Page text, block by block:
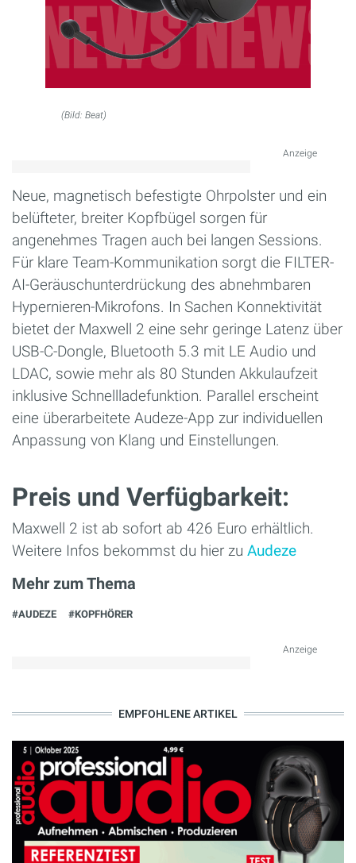
(Bild: Beat)
Anzeige
Neue, magnetisch befestigte Ohrpolster und ein
belüfteter, breiter Kopfbügel sorgen für
angenehmes Tragen auch bei langen Sessions.
Für klare Team-Kommunikation sorgt die FILTER-
AI-Geräuschunterdrückung des abnehmbaren
Hypernieren-Mikrofons. In Sachen Konnektivität
bietet der Maxwell 2 eine sehr geringe Latenz über
USB-C-Dongle, Bluetooth 5.3 mit LE Audio und
LDAC, sowie mehr als 80 Stunden Akkulaufzeit
inklusive Schnellladefunktion. Parallel erscheint
eine überarbeitete Audeze-App zur individuellen
Anpassung von Klang und Einstellungen.
Preis und Verfügbarkeit:
Maxwell 2 ist ab sofort ab 426 Euro erhältlich.
Weitere Infos bekommst du hier zu Audeze
Mehr zum Thema
#AUDEZE #KOPFHÖRER
Anzeige
EMPFOHLENE ARTIKEL